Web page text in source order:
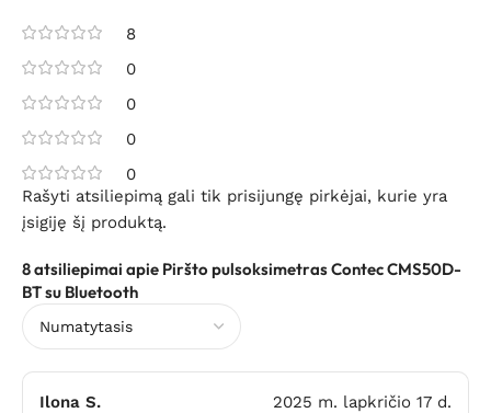
8
0
0
0
0
8 atsiliepimai apie Piršto pulsoksimetras Contec CMS50D-
BT su Bluetooth
Ilona S. 2025 m. lapkričio 17 d.
Rašyti atsiliepimą gali tik prisijungę pirkėjai, kurie yra
įsigiję šį produktą.